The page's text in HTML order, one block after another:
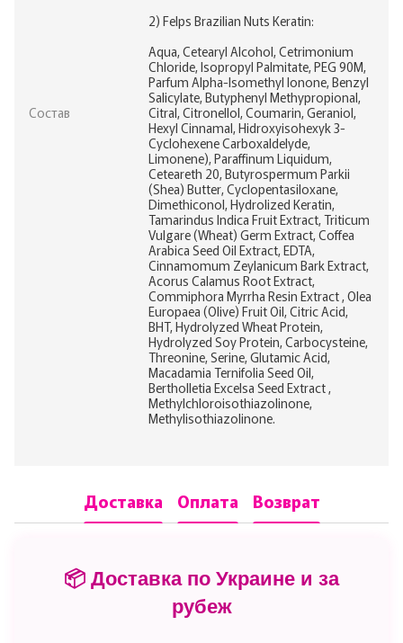
Состав
2) Felps Brazilian Nuts Keratin:
Aqua, Cetearyl Alcohol, Cetrimonium
Chloride, Isopropyl Palmitate, PEG 90M,
Parfum Alpha-Isomethyl Ionone, Benzyl
Salicylate, Butyphenyl Methypropional,
Citral, Citronellol, Coumarin, Geraniol,
Hexyl Cinnamal, Hidroxyisohexyk 3-
Cyclohexene Carboxaldelyde,
Limonene), Paraffinum Liquidum,
Ceteareth 20, Butyrospermum Parkii
(Shea) Butter, Cyclopentasiloxane,
Dimethiconol, Hydrolized Keratin,
Tamarindus Indica Fruit Extract, Triticum
Vulgare (Wheat) Germ Extract, Coffea
Arabica Seed Oil Extract, EDTA,
Cinnamomum Zeylanicum Bark Extract,
Acorus Calamus Root Extract,
Commiphora Myrrha Resin Extract , Olea
Europaea (Olive) Fruit Oil, Citric Acid,
BHT, Hydrolyzed Wheat Protein,
Hydrolyzed Soy Protein, Carbocysteine,
Threonine, Serine, Glutamic Acid,
Macadamia Ternifolia Seed Oil,
Bertholletia Excelsa Seed Extract ,
Methylchloroisothiazolinone,
Methylisothiazolinone.
Доставка Оплата Возврат
📦 Доставка по Украине и за
рубеж